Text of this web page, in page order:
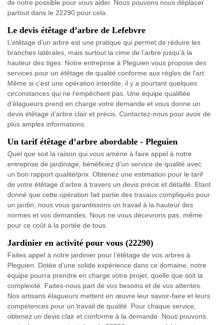
de notre possible pour vous aider. Nous pouvons nous déplacer
partout dans le 22290 pour cela.
Le devis étêtage d’arbre de Lefebvre
L’étêtage d’un arbre est une pratique qui permet de réduire les
branches latérales, mais surtout la cime de l’arbre jusqu’à la
hauteur des tiges. Notre entreprise à Pleguien vous propose des
services pour un étêtage de qualité conforme aux règles de l’art.
Même si c’est une opération interdite, il y a pourtant quelques
circonstances qui ne l’empêchent pas. Une équipe qualifiée
d’élagueurs prend en charge votre demande et vous donne un
devis étêtage d’arbre clair et précis. Contactez-nous pour avoir de
plus amples informations.
Un tarif étêtage d’arbre abordable - Pleguien
Quel que soit la raison qui vous amène à faire appel à notre
entreprise de jardinage, bénéficiez d’un service de qualité avec
un bon rapport qualité/prix. Obtenez une estimation pour le tarif
de votre étêtage d’arbre à travers un devis précis et détaillé. Etant
donné que cette opération fait partie des travaux compliqués pour
un jardin, nous vous garantissons un travail à la hauteur des
normes et vos demandes. Nous ne vous décevrons pas, même
pour ce coût à la portée de tous.
Jardinier en activité pour vous (22290)
Faites appel à notre jardinier pour l’étêtage de vos arbres à
Pleguien. Dotée d’une solide expérience dans ce domaine, notre
équipe pourra prendre en charge votre projet, quelle que soit la
complexité. Faites-nous part de vos besoins et de vos attentes.
Nos artisans élagueurs mettent en œuvre leur savoir-faire et leurs
compétences pour un travail de qualité. Pour chaque service,
obtenez un devis clair et conforme à la demande. Nous pouvons